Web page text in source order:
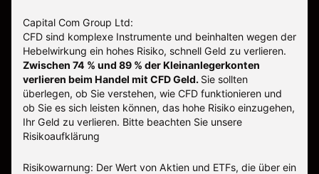
Capital Com Group Ltd:
CFD sind komplexe Instrumente und beinhalten wegen der
Hebelwirkung ein hohes Risiko, schnell Geld zu verlieren.
Zwischen 74 % und 89 % der Kleinanlegerkonten
verlieren beim Handel mit CFD Geld. Sie sollten
überlegen, ob Sie verstehen, wie CFD funktionieren und
ob Sie es sich leisten können, das hohe Risiko einzugehen,
Ihr Geld zu verlieren. Bitte beachten Sie unsere
Risikoaufklärung
Risikowarnung: Der Wert von Aktien und ETFs, die über ein